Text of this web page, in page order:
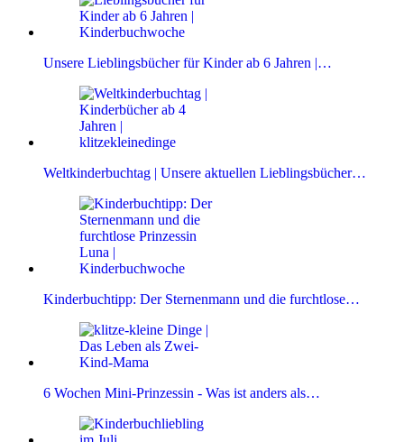
Unsere Lieblingsbücher für Kinder ab 6 Jahren |…
Weltkinderbuchtag | Unsere aktuellen Lieblingsbücher…
Kinderbuchtipp: Der Sternenmann und die furchtlose…
6 Wochen Mini-Prinzessin - Was ist anders als…